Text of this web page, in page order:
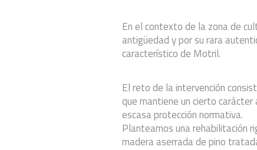
En el contexto de la zona de
antigüedad y por su rara
característico de Motril.
El reto de la intervención
que mantiene un cierto
escasa protección normativa.
Planteamos una rehabilitación
madera aserrada de pino